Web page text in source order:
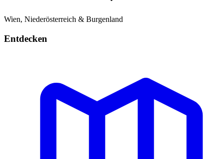
Wien, Niederösterreich & Burgenland
Entdecken